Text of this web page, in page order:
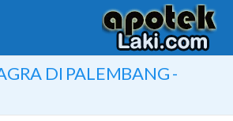
DI PALEMBANG-